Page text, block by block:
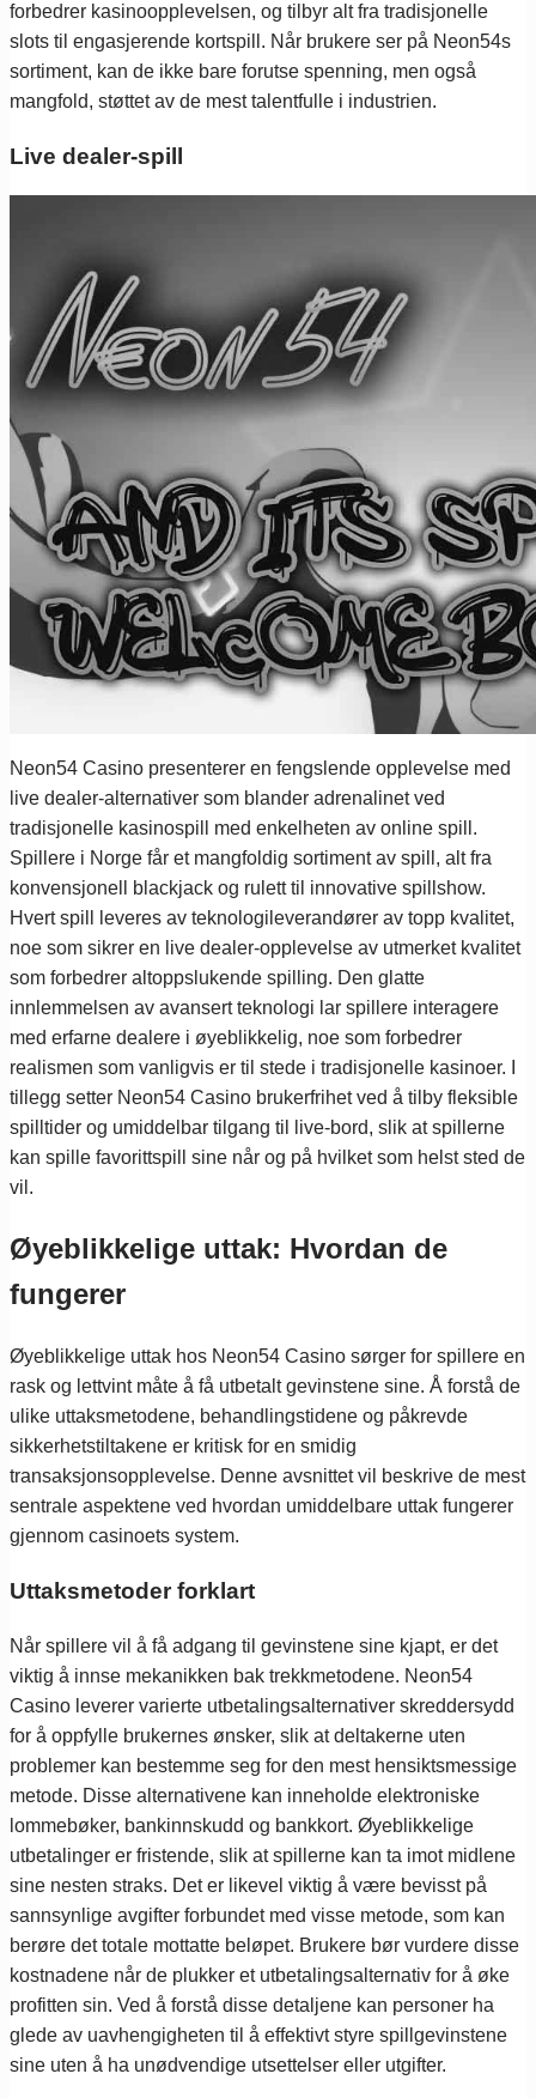
forbedrer kasinoopplevelsen, og tilbyr alt fra tradisjonelle
slots til engasjerende kortspill. Når brukere ser på Neon54s
sortiment, kan de ikke bare forutse spenning, men også
mangfold, støttet av de mest talentfulle i industrien.
Live dealer-spill
Neon54 Casino presenterer en fengslende opplevelse med
live dealer-alternativer som blander adrenalinet ved
tradisjonelle kasinospill med enkelheten av online spill.
Spillere i Norge får et mangfoldig sortiment av spill, alt fra
konvensjonell blackjack og rulett til innovative spillshow.
Hvert spill leveres av teknologileverandører av topp kvalitet,
noe som sikrer en live dealer-opplevelse av utmerket kvalitet
som forbedrer altoppslukende spilling. Den glatte
innlemmelsen av avansert teknologi lar spillere interagere
med erfarne dealere i øyeblikkelig, noe som forbedrer
realismen som vanligvis er til stede i tradisjonelle kasinoer. I
tillegg setter Neon54 Casino brukerfrihet ved å tilby fleksible
spilltider og umiddelbar tilgang til live-bord, slik at spillerne
kan spille favorittspill sine når og på hvilket som helst sted de
vil.
Øyeblikkelige uttak: Hvordan de
fungerer
Øyeblikkelige uttak hos Neon54 Casino sørger for spillere en
rask og lettvint måte å få utbetalt gevinstene sine. Å forstå de
ulike uttaksmetodene, behandlingstidene og påkrevde
sikkerhetstiltakene er kritisk for en smidig
transaksjonsopplevelse. Denne avsnittet vil beskrive de mest
sentrale aspektene ved hvordan umiddelbare uttak fungerer
gjennom casinoets system.
Uttaksmetoder forklart
Når spillere vil å få adgang til gevinstene sine kjapt, er det
viktig å innse mekanikken bak trekkmetodene. Neon54
Casino leverer varierte utbetalingsalternativer skreddersydd
for å oppfylle brukernes ønsker, slik at deltakerne uten
problemer kan bestemme seg for den mest hensiktsmessige
metode. Disse alternativene kan inneholde elektroniske
lommebøker, bankinnskudd og bankkort. Øyeblikkelige
utbetalinger er fristende, slik at spillerne kan ta imot midlene
sine nesten straks. Det er likevel viktig å være bevisst på
sannsynlige avgifter forbundet med visse metode, som kan
berøre det totale mottatte beløpet. Brukere bør vurdere disse
kostnadene når de plukker et utbetalingsalternativ for å øke
profitten sin. Ved å forstå disse detaljene kan personer ha
glede av uavhengigheten til å effektivt styre spillgevinstene
sine uten å ha unødvendige utsettelser eller utgifter.